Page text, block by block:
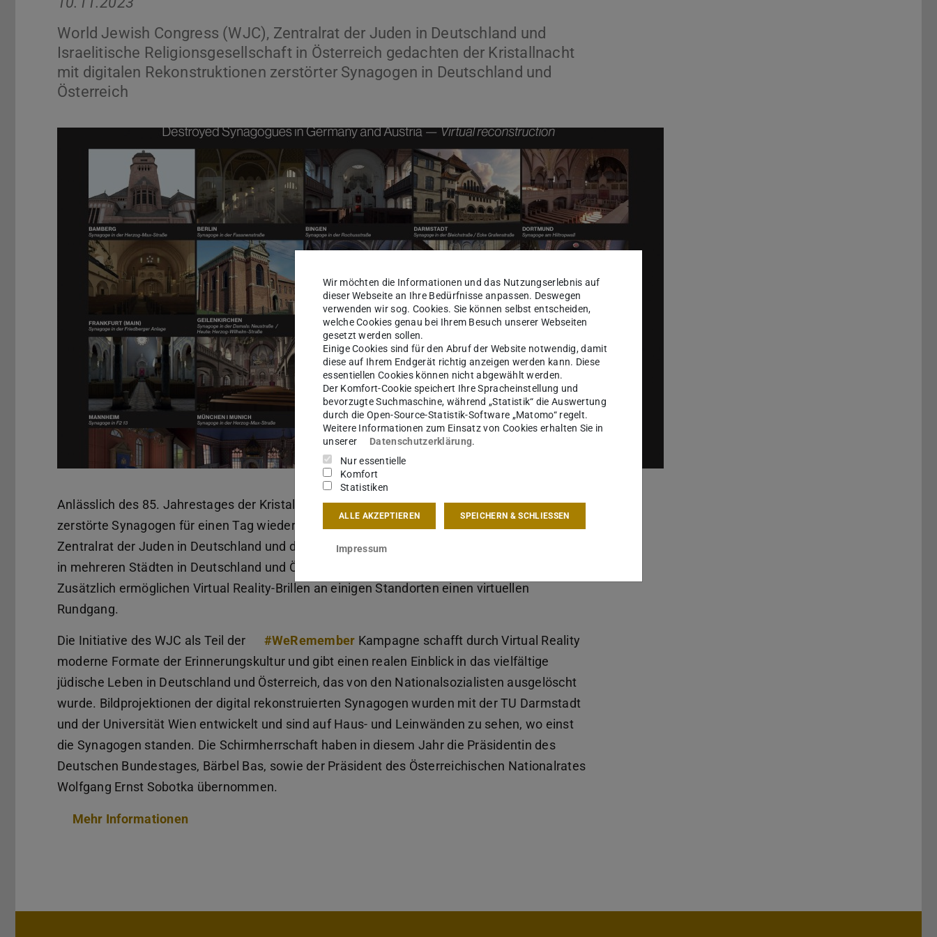
World Jewish Congress (WJC), Zentralrat der Juden in Deutschland und
Israelitische Religionsgesellschaft in Österreich gedachten der Kristallnacht
mit digitalen Rekonstruktionen zerstörter Synagogen in Deutschland und
Österreich
Anlässlich des 85. Jahrestages der Kristallnacht vom 9. November 1938 erstrahlten einige
zerstörte Synagogen für einen Tag wieder neu. Der WJC zeigte in Kooperation mit dem
Zentralrat der Juden in Deutschland und der Israelitischen Religionsgesellschaft in Österreich
in mehreren Städten in Deutschland und Österreich digitale Rekonstruktionen der Synagogen.
Zusätzlich ermöglichen Virtual Reality-Brillen an einigen Standorten einen virtuellen
Rundgang.
Die Initiative des WJC als Teil der #WeRemember Kampagne schafft durch Virtual Reality
moderne Formate der Erinnerungskultur und gibt einen realen Einblick in das vielfältige
jüdische Leben in Deutschland und Österreich, das von den Nationalsozialisten ausgelöscht
wurde. Bildprojektionen der digital rekonstruierten Synagogen wurden mit der TU Darmstadt
und der Universität Wien entwickelt und sind auf Haus- und Leinwänden zu sehen, wo einst
die Synagogen standen. Die Schirmherrschaft haben in diesem Jahr die Präsidentin des
Deutschen Bundestages, Bärbel Bas, sowie der Präsident des Österreichischen Nationalrates
Wolfgang Ernst Sobotka übernommen.
Mehr Informationen
Wir möchten die Informationen und das Nutzungserlebnis auf
dieser Webseite an Ihre Bedürfnisse anpassen. Deswegen
verwenden wir sog. Cookies. Sie können selbst entscheiden,
welche Cookies genau bei Ihrem Besuch unserer Webseiten
gesetzt werden sollen.
Einige Cookies sind für den Abruf der Website notwendig, damit
diese auf Ihrem Endgerät richtig anzeigen werden kann. Diese
essentiellen Cookies können nicht abgewählt werden.
Der Komfort-Cookie speichert Ihre Spracheinstellung und
bevorzugte Suchmaschine, während „Statistik“ die Auswertung
durch die Open-Source-Statistik-Software „Matomo“ regelt.
Weitere Informationen zum Einsatz von Cookies erhalten Sie in
unserer
Datenschutzerklärung.
Nur essentielle
Komfort
Statistiken
ALLE AKZEPTIEREN SPEICHERN & SCHLIESSEN
Impressum